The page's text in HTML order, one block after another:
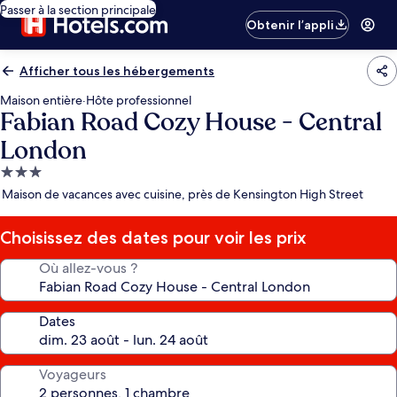
Passer à la section principale
Obtenir l’appli
Afficher tous les hébergements
Maison entière·Hôte professionnel
Fabian Road Cozy House - Central
London
Hébergement
3.0 étoiles
Maison de vacances avec cuisine, près de Kensington High Street
Choisissez des dates pour voir les prix
Où allez-vous ?
Dates
Voyageurs